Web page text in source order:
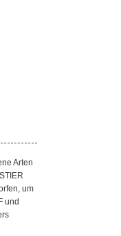
Arten
um
und